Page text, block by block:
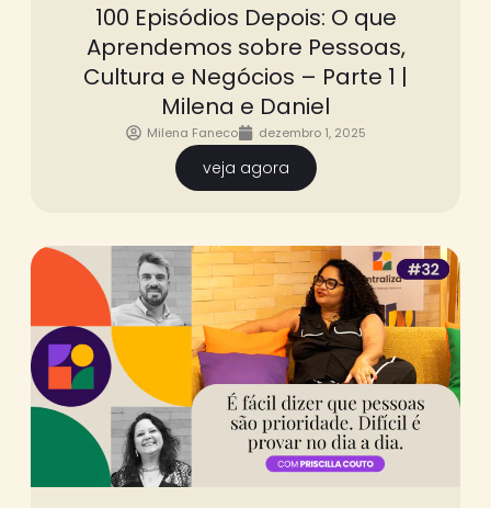
100 Episódios Depois: O que
Aprendemos sobre Pessoas,
Cultura e Negócios – Parte 1 |
Milena e Daniel
Milena Faneco dezembro 1, 2025
veja agora